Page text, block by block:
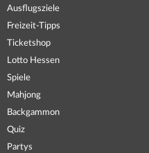
Ausflugsziele
Freizeit-Tipps
Ticketshop
Lotto Hessen
Spiele
Mahjong
Backgammon
Quiz
Partys